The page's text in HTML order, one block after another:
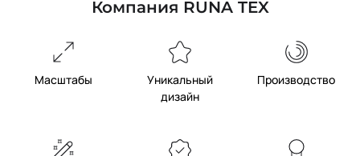
Компания RUNA TEX
Масштабы
Уникальный
дизайн
Производство